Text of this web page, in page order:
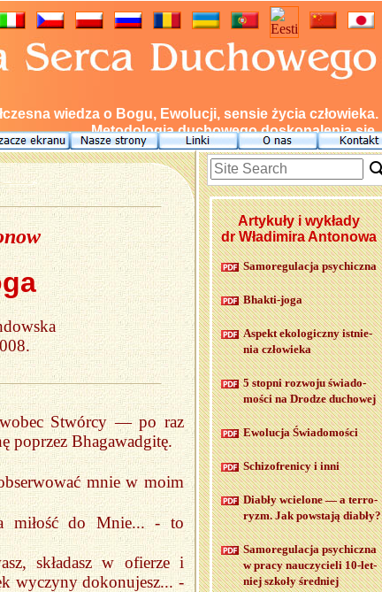
wiedza o Bogu, Ewolucji, sensie życia człowieka.
Metodologia duchowego doskonalenia się.
Stwórcy — po raz
poprzez Bhagawadgitę.
mnie w moim
miłość do Mnie... - to
składasz w ofierze i
wyczyny dokonujesz... -
Artykuły i wykłady
dr Władimira Antonowa
Sa­mo­re­gu­la­cja psy­chicz­na
Bhak­ti-jo­ga
Aspekt eko­lo­gicz­ny ist­nie­
nia czło­wie­ka
5 stop­ni roz­wo­ju świa­do­
mo­ści na Dro­dze du­cho­wej
Ewo­lu­cja Świa­do­mo­ści
Schi­zo­fre­ni­cy i inni
Dia­bły wcie­lo­ne — a ter­ro­
ryzm. Jak po­wsta­ją dia­bły?
Sa­mo­re­gu­la­cja psy­chicz­na
w pracy na­uczy­cie­li 10-let­
niej szko­ły śred­niej